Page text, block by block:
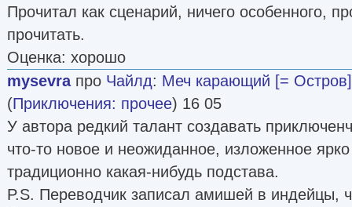
Прочитал как сценарий, ничего особенного,
прочитать.
Оценка: хорошо
mysevraпро Чайлд: Меч карающий [= Остров]
(Приключения: прочее) 16 05
У автора редкий талант создавать
что-то новое и неожиданное, изложенное
традиционно какая-нибудь подстава.
P.S. Переводчик записал амишей в индейцы,